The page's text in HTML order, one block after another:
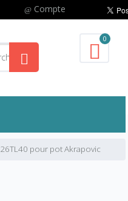
Compte
0
pour pot Akrapovic